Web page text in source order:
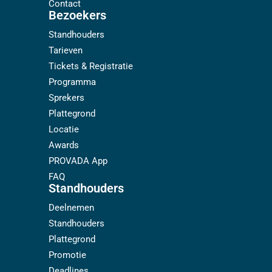
Contact
Bezoekers
Standhouders
Tarieven
Tickets & Registratie
Programma
Sprekers
Plattegrond
Locatie
Awards
PROVADA App
FAQ
Standhouders
Deelnemen
Standhouders
Plattegrond
Promotie